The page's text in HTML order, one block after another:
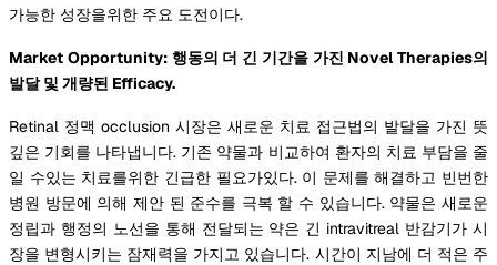
가능한 성장을위한 주요 도전이다.
Market Opportunity: 행동의 더 긴 기간을 가진 Novel Therapies의
발달 및 개량된 Efficacy.
Retinal 정맥 occlusion 시장은 새로운 치료 접근법의 발달을 가진 뜻
깊은 기회를 나타냅니다. 기존 약물과 비교하여 환자의 치료 부담을 줄
일 수있는 치료를위한 긴급한 필요가있다. 이 문제를 해결하고 빈번한
병원 방문에 의해 제안 된 준수를 극복 할 수 있습니다. 약물은 새로운
정립과 행정의 노선을 통해 전달되는 약은 긴 intravitreal 반감기가 시
장을 변형시키는 잠재력을 가지고 있습니다. 시간이 지남에 더 적은 주